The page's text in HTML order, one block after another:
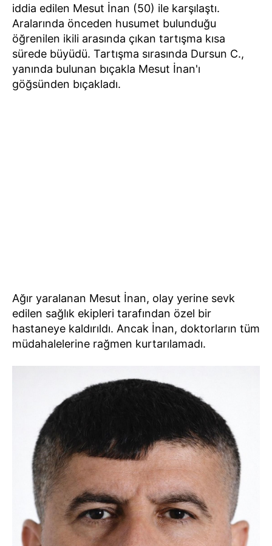
iddia edilen Mesut İnan (50) ile karşılaştı.
Aralarında önceden husumet bulunduğu
öğrenilen ikili arasında çıkan tartışma kısa
sürede büyüdü. Tartışma sırasında Dursun C.,
yanında bulunan bıçakla Mesut İnan'ı
göğsünden bıçakladı.
Ağır yaralanan Mesut İnan, olay yerine sevk
edilen sağlık ekipleri tarafından özel bir
hastaneye kaldırıldı. Ancak İnan, doktorların tüm
müdahalelerine rağmen kurtarılamadı.